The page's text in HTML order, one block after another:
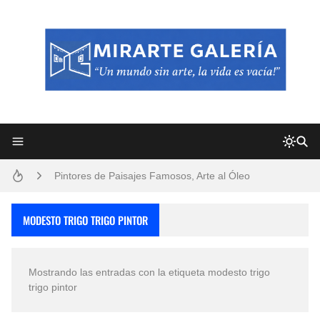
Pintores de Paisajes Famosos, Arte al Óleo
MODESTO TRIGO TRIGO PINTOR
Mostrando las entradas con la etiqueta modesto trigo
trigo pintor